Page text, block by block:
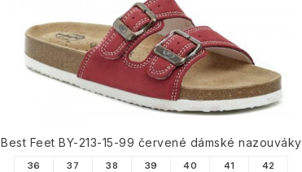
Best Feet BY-213-15-99 červené dámské nazouváky
36 37 38 39 40 41 42